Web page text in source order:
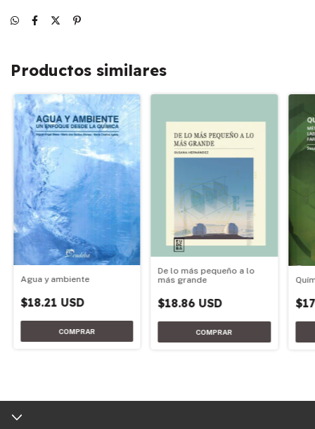
Productos similares
Agua y ambiente
$18.21 USD
De lo más pequeño a lo
más grande
$18.86 USD